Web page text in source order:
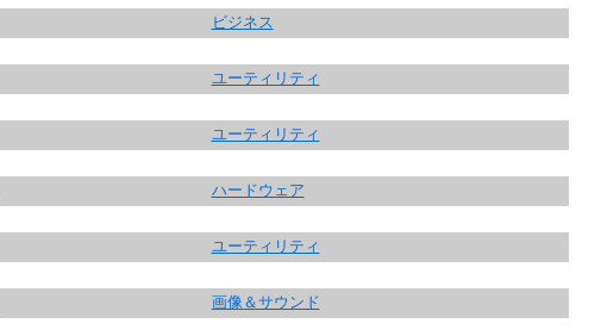
ビジネス
ユーティリティ
ユーティリティ
ハードウェア
ユーティリティ
画像＆サウンド